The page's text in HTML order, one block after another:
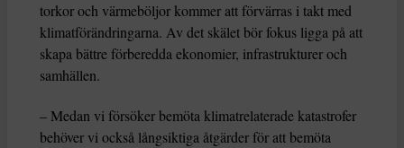
torkor och värmeböljor kommer att förvärras i takt med
klimatförändringarna. Av det skälet bör fokus ligga på att
skapa bättre förberedda ekonomier, infrastrukturer och
samhällen.
– Medan vi försöker bemöta klimatrelaterade katastrofer
behöver vi också långsiktiga åtgärder för att bemöta